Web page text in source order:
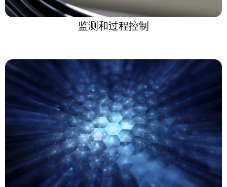
监测和过程控制